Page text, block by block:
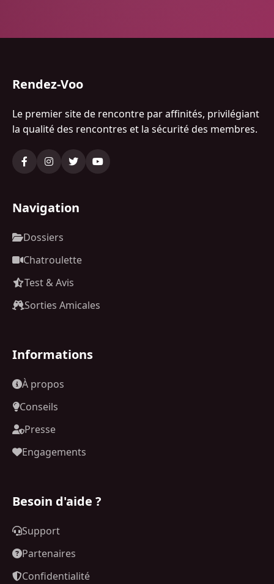
Rendez-Voo
Le premier site de rencontre par affinités, privilégiant
la qualité des rencontres et la sécurité des membres.
Navigation
Dossiers
Chatroulette
Test & Avis
Sorties Amicales
Informations
À propos
Conseils
Presse
Engagements
Besoin d'aide ?
Support
Partenaires
Confidentialité